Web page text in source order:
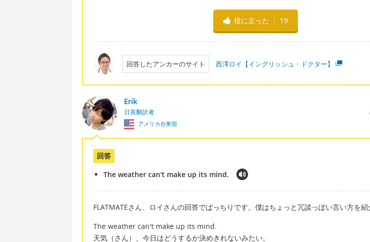
役に立った 19
回答したアンカーのサイト 西澤ロイ【イングリッシュ・ドクター】
Erik
日英翻訳者
アメリカ合衆国
回答
The weather can't make up its mind.
FLATMATEさん、ロイさんの回答でばっちりです。僕はちょっと冗談っぽい言い方を紹
The weather can't make up its mind.
天気（さん）、今日はどうするか決めきれないみたい。